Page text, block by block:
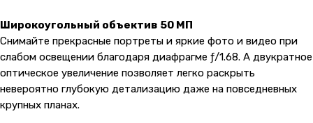
Широкоугольный объектив 50 МП
Снимайте прекрасные портреты и яркие фото и видео при
слабом освещении благодаря диафрагме ƒ/1.68. А двукратное
оптическое увеличение позволяет легко раскрыть
невероятно глубокую детализацию даже на повседневных
крупных планах.